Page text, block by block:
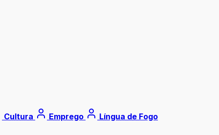
Cultura Emprego Língua de Fogo